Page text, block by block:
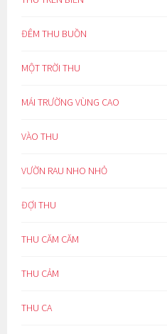
ĐÊM THU BUỒN
MỘT TRỜI THU
MÁI TRƯỜNG VÙNG CAO
VÀO THU
VƯỜN RAU NHO NHỎ
ĐỢI THU
THU CĂM CĂM
THU CẢM
THU CA